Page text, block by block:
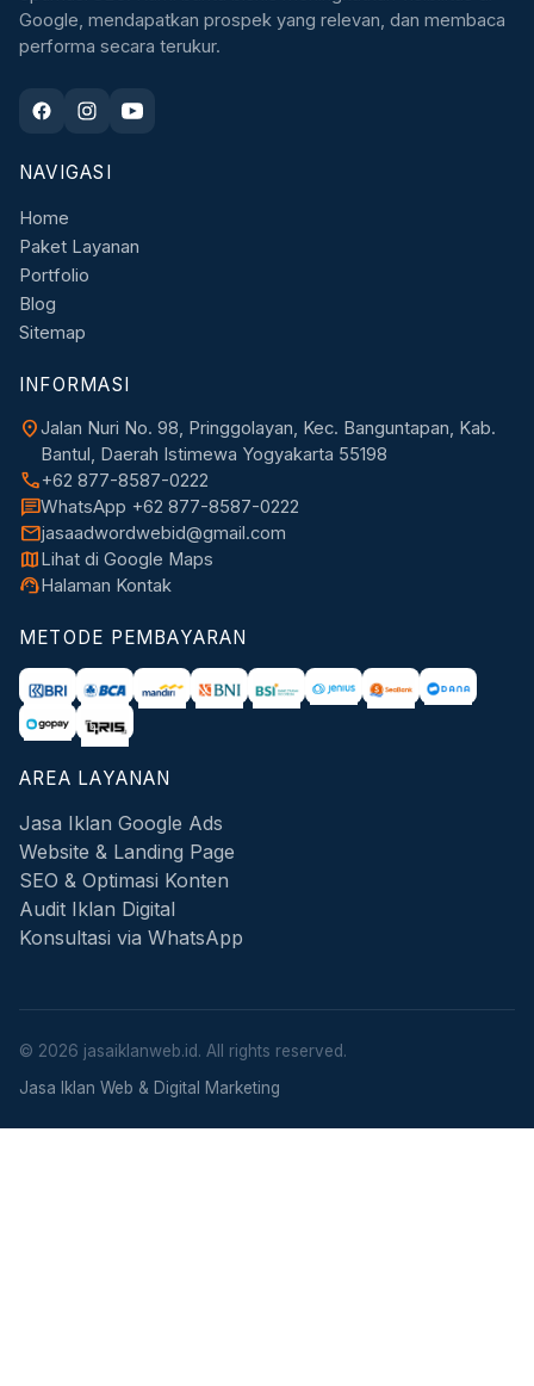
Google, mendapatkan prospek yang relevan, dan membaca
performa secara terukur.
NAVIGASI
Home
Paket Layanan
Portfolio
Blog
Sitemap
INFORMASI
location_onJalan Nuri No. 98, Pringgolayan, Kec. Banguntapan, Kab.
Bantul, Daerah Istimewa Yogyakarta 55198
call+62 877-8587-0222
chatWhatsApp +62 877-8587-0222
mailjasaadwordwebid@gmail.com
mapLihat di Google Maps
support_agentHalaman Kontak
METODE PEMBAYARAN
AREA LAYANAN
Jasa Iklan Google Ads
Website & Landing Page
SEO & Optimasi Konten
Audit Iklan Digital
Konsultasi via WhatsApp
© 2026 jasaiklanweb.id. All rights reserved.
Jasa Iklan Web & Digital Marketing